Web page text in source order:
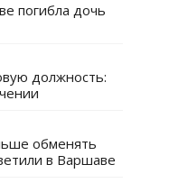
погибла дочь
должность:
обменять
в Варшаве